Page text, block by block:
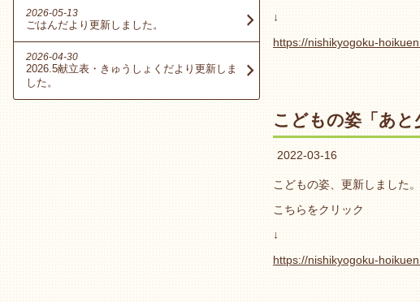
↓
https://nishikyogoku-
こどもの姿「あ
2022-03-16
こどもの姿、更新しました。
こちらをクリック
↓
https://nishikyogoku-
2026-05-13
ごはんだより更新しました。
2026-04-30
2026.5献立表・きゅうしょくだより更新しま
した。